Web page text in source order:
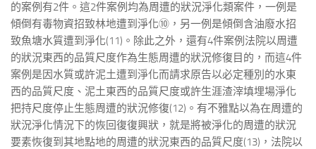
的案例有2件。這2件案例均為周遭的狀況淨化類案件，一例是
傾倒有毒物資招致林地遭到淨化⑩，另一例是傾倒含油廢水招
致魚塘水質遭到淨化(11)。除此之外，還有4件案例法院以周遭
的狀況東西的品質尺度作為生態周遭的狀況修復目的，而這4件
案例是因水質或許泥土遭到淨化而請求原告以必定種別的水東
西的品質尺度、泥土東西的品質尺度或許生涯渣滓填埋場淨化
把持尺度停止生態周遭的狀況修復(12)。有不雅點以為在周遭的
狀況淨化情況下的恢回復復興狀，就是將被淨化的周遭的狀況
要素恢復到其地點地的周遭的狀況東西的品質尺度(13)，法院以